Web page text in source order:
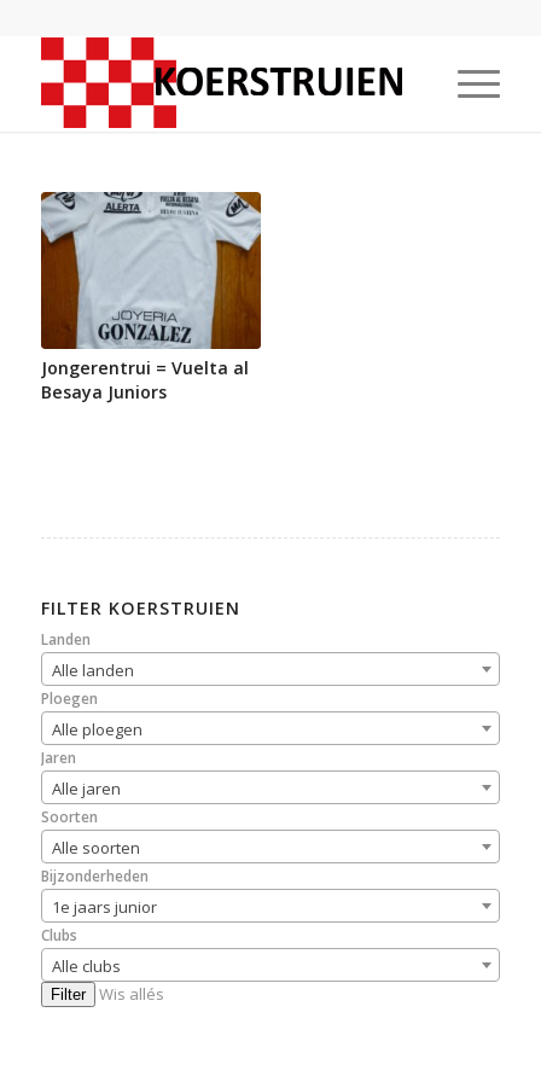
Jongerentrui = Vuelta al
Besaya Juniors
FILTER KOERSTRUIEN
Landen
Alle landen
Ploegen
Alle ploegen
Jaren
Alle jaren
Soorten
Alle soorten
Bijzonderheden
1e jaars junior
Clubs
Alle clubs
Filter Wis allés